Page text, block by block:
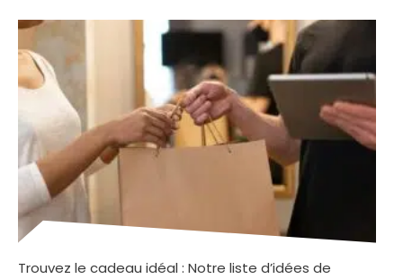
Trouvez le cadeau idéal : Notre liste d’idées de